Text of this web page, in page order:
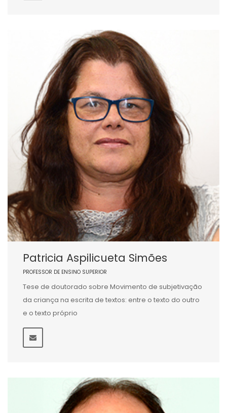
Patricia Aspilicueta Simões
PROFESSOR DE ENSINO SUPERIOR
Tese de doutorado sobre Movimento de subjetivação
da criança na escrita de textos: entre o texto do outro
e o texto próprio